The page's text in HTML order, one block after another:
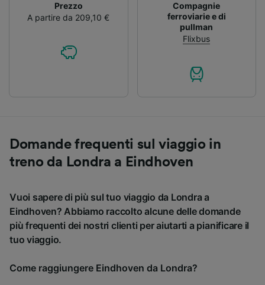
Prezzo
A partire da 209,10 €
Compagnie
ferroviarie e di
pullman
Flixbus
Domande frequenti sul viaggio in
treno da Londra a Eindhoven
Vuoi sapere di più sul tuo viaggio da Londra a
Eindhoven? Abbiamo raccolto alcune delle domande
più frequenti dei nostri clienti per aiutarti a pianificare il
tuo viaggio.
Come raggiungere Eindhoven da Londra?